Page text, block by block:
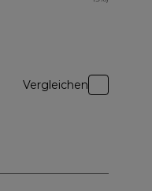
Vergleichen